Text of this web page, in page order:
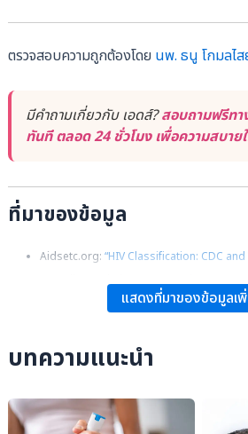
ตรวจสอบความถูกต้องโดย นพ. ธนู โกมลไส
มีคำถามเกี่ยวกับ เอดส์?สอบถามฟรีทา
ทันที ตลอด 24 ชั่วโมง เพื่อความสบา
ที่มาของข้อมูล
Aidsetc.org: “HIV Classification: CDC
, 142, w13535.
แสดงที่มาของข้อมูลเ
บทความแนะนำ